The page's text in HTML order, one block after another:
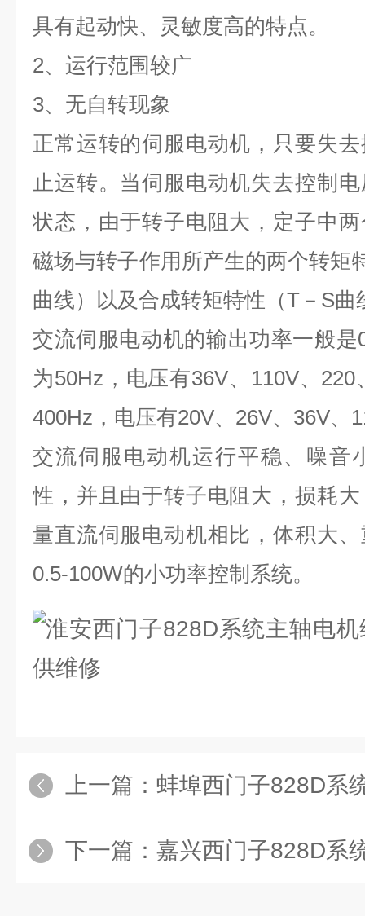
具有起动快、灵敏度高的特点。
2、运行范围较广
3、无自转现象
正常运转的伺服电动机，只要失
止运转。当伺服电动机失去控制
状态，由于转子电阻大，定子中
磁场与转子作用所产生的两个转矩
曲线）以及合成转矩特性（T － S曲
交流伺服电动机的输出功率一般是
为50Hz ，电压有36V、 110V、 220
400Hz ，电压有20V、 26V、 36V、
交流伺服电动机运行平稳、噪音
性，并且由于转子电阻大，损耗
量直流伺服电动机相比，体积大
0.5-100W的小功率控制系统。
上一篇： 蚌埠西门子828D系统伺服电机
下一篇： 嘉兴西门子828D系统主轴电机